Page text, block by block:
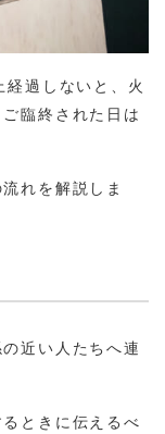
過しないと、火
臨終された日は
れを解説しま
近い人たちへ連
ときに伝えるべ